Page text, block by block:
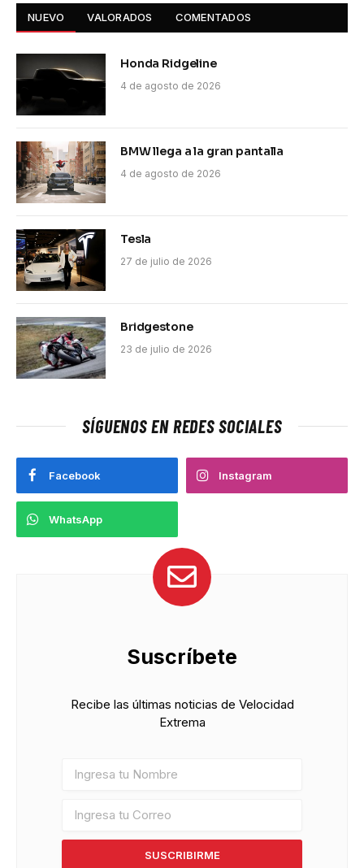
NUEVO VALORADOS COMENTADOS
Honda Ridgeline
4 de agosto de 2026
BMW llega a la gran pantalla
4 de agosto de 2026
Tesla
27 de julio de 2026
Bridgestone
23 de julio de 2026
SÍGUENOS EN REDES SOCIALES
Facebook Instagram
WhatsApp
Suscríbete
Recibe las últimas noticias de Velocidad
Extrema
SUSCRIBIRME